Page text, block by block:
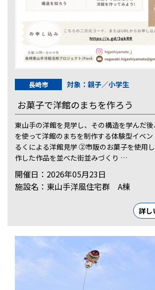
長崎市 対象：親子／小学生
お菓子で洋館のまちを作ろう
東山手の洋館を見学し、その構造を学んだ
を使って洋館のまちを制作する体験型イベ
るくによる洋館見学 ②市販のお菓子を使用
作した作品を並べた街並みづくり …
開催日：2026年05月23日
施設名：東山手洋風住宅群 A棟
詳し